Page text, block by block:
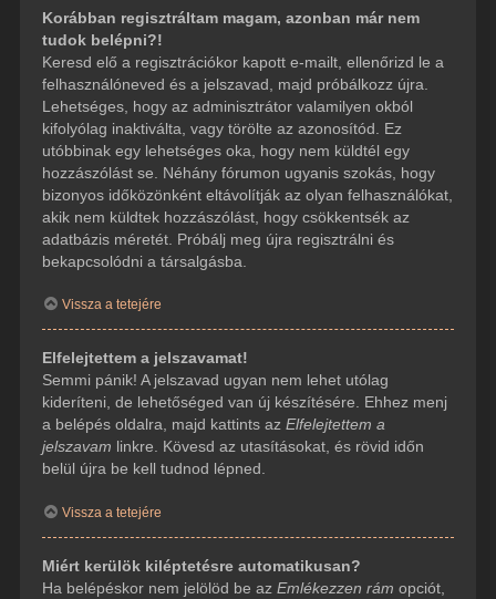
Korábban regisztráltam magam, azonban már nem
tudok belépni?!
Keresd elő a regisztrációkor kapott e-mailt, ellenőrizd le a
felhasználóneved és a jelszavad, majd próbálkozz újra.
Lehetséges, hogy az adminisztrátor valamilyen okból
kifolyólag inaktiválta, vagy törölte az azonosítód. Ez
utóbbinak egy lehetséges oka, hogy nem küldtél egy
hozzászólást se. Néhány fórumon ugyanis szokás, hogy
bizonyos időközönként eltávolítják az olyan felhasználókat,
akik nem küldtek hozzászólást, hogy csökkentsék az
adatbázis méretét. Próbálj meg újra regisztrálni és
bekapcsolódni a társalgásba.
Vissza a tetejére
Elfelejtettem a jelszavamat!
Semmi pánik! A jelszavad ugyan nem lehet utólag
kideríteni, de lehetőséged van új készítésére. Ehhez menj
a belépés oldalra, majd kattints az Elfelejtettem a
jelszavam linkre. Kövesd az utasításokat, és rövid időn
belül újra be kell tudnod lépned.
Vissza a tetejére
Miért kerülök kiléptetésre automatikusan?
Ha belépéskor nem jelölöd be az Emlékezzen rám opciót,